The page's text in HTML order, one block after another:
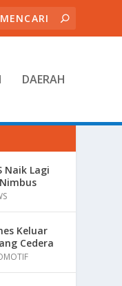
DAERAH
Naik Lagi
Keluar
Cedera